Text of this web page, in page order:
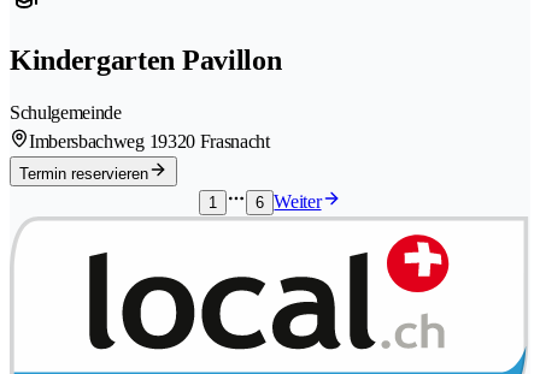
Kindergarten Pavillon
Schulgemeinde
Imbersbachweg 19320 Frasnacht
Termin reservieren
1
6 Weiter